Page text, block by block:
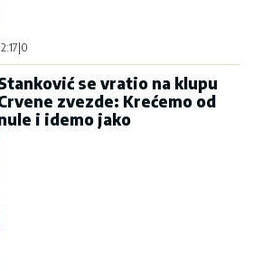
0
se vratio na klupu
zvezde: Krećemo od
i idemo jako